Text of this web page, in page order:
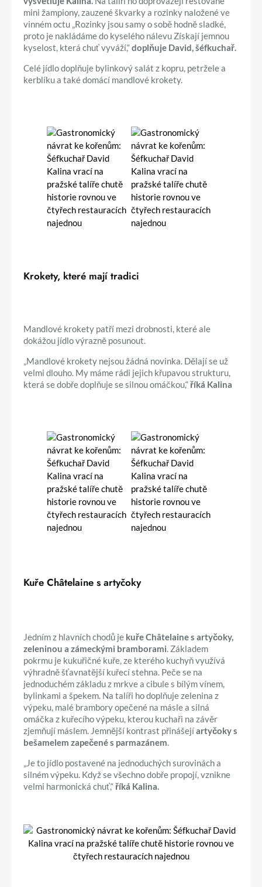
mini žampiony, zauzené škvarky a rozinky naložené ve
vinném octu „Rozinky jsou samy o sobě hodně sladké,
proto je nakládáme do kyselého nálevu Získají jemnou
kyselost, která chuť vyváží,“doplňuje David, šéfkuchař.
Celé jídlo doplňuje bylinkový salát z kopru, petržele a
kerblíku a také domácí mandlové krokety.
Krokety, které mají tradici
Mandlové krokety patří mezi drobnosti, které ale
dokážou jídlo výrazně posunout.
„Mandlové krokety nejsou žádná novinka. Dělají se už
velmi dlouho. My máme rádi jejich křupavou strukturu,
která se dobře doplňuje se silnou omáčkou,“říká Kalina
Kuře Châtelaine s artyčoky
Jedním z hlavních chodů je kuře Châtelaine s artyčoky,
zeleninou a zámeckými bramborami. Základem
pokrmu je kukuřičné kuře, ze kterého kuchyň využívá
výhradně šťavnatější kuřecí stehna. Peče se na
jednoduchém základu z mrkve a cibule s bílým vínem,
bylinkami a špekem. Na talíři ho doplňuje zelenina z
výpeku, malé brambory opečené na másle a silná
omáčka z kuřecího výpeku, kterou kuchaři na závěr
zjemňují máslem. Jemnější kontrast přinášejíartyčoky s
bešamelem zapečené s parmazánem.
„Je to jídlo postavené na jednoduchých surovinách a
silném výpeku. Když se všechno dobře propojí, vznikne
velmi harmonická chuť,“říká Kalina.